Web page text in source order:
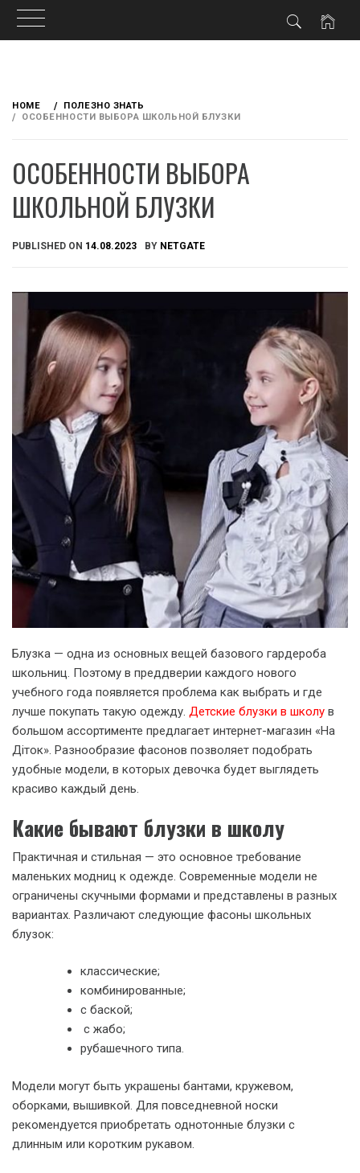
content
HOME
ПОЛЕЗНО ЗНАТЬ
ОСОБЕННОСТИ ВЫБОРА ШКОЛЬНОЙ БЛУЗКИ
ОСОБЕННОСТИ ВЫБОРА
ШКОЛЬНОЙ БЛУЗКИ
PUBLISHED ON 14.08.2023 BY NETGATE
Блузка — одна из основных вещей базового гардероба
школьниц. Поэтому в преддверии каждого нового
учебного года появляется проблема как выбрать и где
лучше покупать такую одежду. Детские блузки в школу в
большом ассортименте предлагает интернет-магазин «На
Діток». Разнообразие фасонов позволяет подобрать
удобные модели, в которых девочка будет выглядеть
красиво каждый день.
Какие бывают блузки в школу
Практичная и стильная — это основное требование
маленьких модниц к одежде. Современные модели не
ограничены скучными формами и представлены в разных
вариантах. Различают следующие фасоны школьных
блузок:
классические;
комбинированные;
с баской;
с жабо;
рубашечного типа.
Модели могут быть украшены бантами, кружевом,
оборками, вышивкой. Для повседневной носки
рекомендуется приобретать однотонные блузки с
длинным или коротким рукавом.